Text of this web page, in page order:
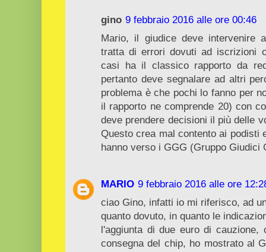
gino 9 febbraio 2016 alle ore 00:46
Mario, il giudice deve intervenire
tratta di errori dovuti ad iscrizioni
casi ha il classico rapporto da
pertanto deve segnalare ad altri
problema è che pochi lo fanno per
il rapporto ne comprende 20) con
deve prendere decisioni il più delle
Questo crea mal contento ai podisti
hanno verso i GGG (Gruppo Giudici
MARIO 9 febbraio 2016 alle ore
ciao Gino, infatti io mi riferisco, ad
quanto dovuto, in quanto le
l'aggiunta di due euro di cauzione,
consegna del chip, ho mostrato al